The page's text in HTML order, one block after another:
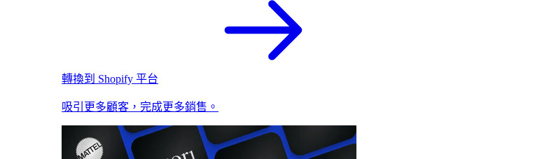
轉換到 Shopify 平台
吸引更多顧客，完成更多銷售。